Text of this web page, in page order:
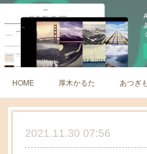
HOME 厚木かるた あつぎ
レッツあつぎアユモ 厚木倶楽部
2021.11.30 07:56